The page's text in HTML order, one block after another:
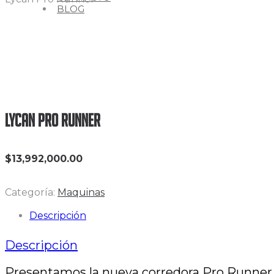
BLOG
Lycan Pro Runner
$13,992,000.00
Categoría: Maquinas
Descripción
Descripción